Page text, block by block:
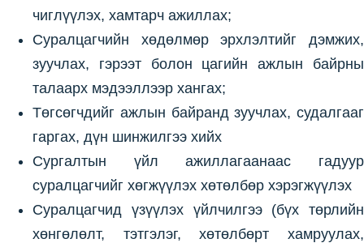
чиглүүлэх, хамтарч ажиллах;
Суралцагчийн хөдөлмөр эрхлэлтийг дэмжих,
зуучлах, гэрээт болон цагийн ажлын байрны
талаарх мэдээллээр хангах;
Төгсөгчдийг ажлын байранд зуучлах, судалгааг
гаргах, дүн шинжилгээ хийх
Сургалтын үйл ажиллагаанаас гадуур
суралцагчийг хөгжүүлэх хөтөлбөр хэрэгжүүлэх
Cуралцагчид үзүүлэх үйлчилгээ (бүх төрлийн
хөнгөлөлт, тэтгэлэг, хөтөлбөрт хамруулах,